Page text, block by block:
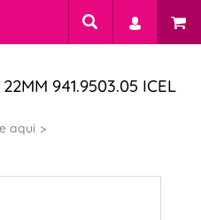
941.9503.05 ICEL
aqui